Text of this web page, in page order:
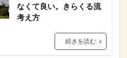
なくて良い。きらくる流
考え方
続きを読む